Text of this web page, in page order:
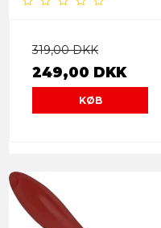
319,00 DKK
249,00 DKK
KØB